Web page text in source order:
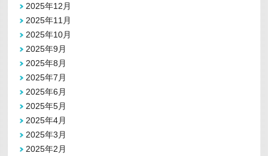
2025年12月
2025年11月
2025年10月
2025年9月
2025年8月
2025年7月
2025年6月
2025年5月
2025年4月
2025年3月
2025年2月